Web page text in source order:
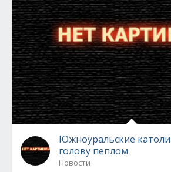
Южноуральские
голову пеплом
Новости